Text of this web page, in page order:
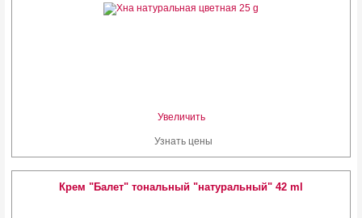
Увеличить
Узнать цены
Крем "Балет" тональный "натуральный" 42 ml